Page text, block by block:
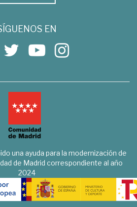
EN
una ayuda para la modernización de
de Madrid correspondiente al año
2024